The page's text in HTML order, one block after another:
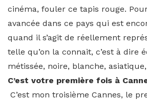
cinéma, fouler ce tapis rouge.
avancée dans ce pays qui est
quand il s’agit de réellement
telle qu’on la connait, c’est à dire
métissée, noire, blanche,
C’est votre première fois à
C’est mon troisième Cannes, le